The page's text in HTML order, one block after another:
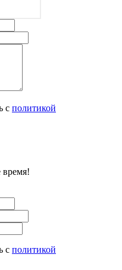
с политикой
с политикой